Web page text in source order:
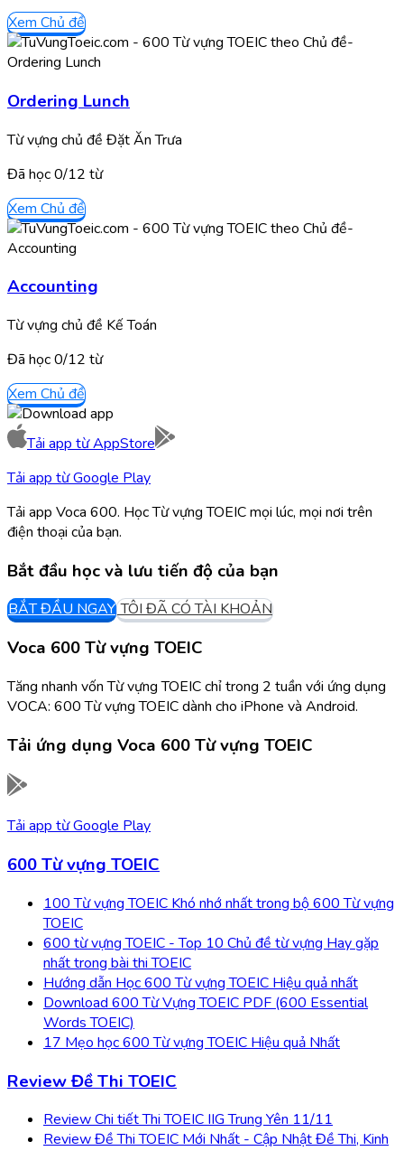
Xem Chủ đề
Ordering Lunch
Từ vựng chủ đề Đặt Ăn Trưa
Đã học0/12 từ
Xem Chủ đề
Accounting
Từ vựng chủ đề Kế Toán
Đã học0/12 từ
Xem Chủ đề
Tải app từAppStore
Tải app từGoogle Play
Tải app Voca 600. Học Từ vựng TOEIC mọi lúc, mọi nơi trên
điện thoại của bạn.
Bắt đầu học và lưu tiến độ của bạn
BẮT ĐẦU NGAY TÔI ĐÃ CÓ TÀI KHOẢN
Voca 600 Từ vựng TOEIC
Tăng nhanh vốn Từ vựng TOEIC chỉ trong 2 tuần với ứng dụng
VOCA: 600 Từ vựng TOEIC dành cho iPhone và Android.
Tải ứng dụng Voca 600 Từ vựng TOEIC
Tải app từGoogle Play
600 Từ vựng TOEIC
100 Từ vựng TOEIC Khó nhớ nhất trong bộ 600 Từ vựng
TOEIC
600 từ vựng TOEIC - Top 10 Chủ đề từ vựng Hay gặp
nhất trong bài thi TOEIC
Hướng dẫn Học 600 Từ vựng TOEIC Hiệu quả nhất
Download 600 Từ Vựng TOEIC PDF (600 Essential
Words TOEIC)
17 Mẹo học 600 Từ vựng TOEIC Hiệu quả Nhất
Review Đề Thi TOEIC
Review Chi tiết Thi TOEIC IIG Trung Yên 11/11
Review Đề Thi TOEIC Mới Nhất - Cập Nhật Đề Thi, Kinh